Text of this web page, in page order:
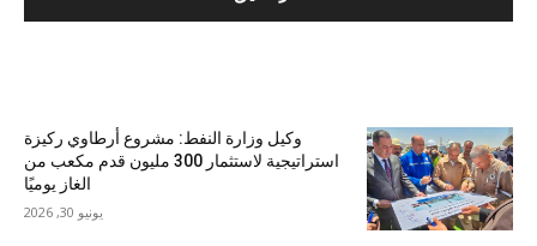
وكيل وزارة النفط: مشروع أرطاوي ركيزة
استراتيجية لاستثمار 300 مليون قدم مكعب من
الغاز يوميًا
يونيو 30, 2026